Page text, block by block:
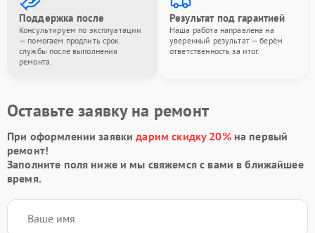
Поддержка после
Консультируем по эксплуатации
— помогаем продлить срок
службы после выполнения
ремонта.
Результат под гарантией
Наша работа направлена на
уверенный результат — берём
ответственность за итог.
Оставьте заявку на ремонт
При оформлении заявкидарим скидку 20%на первый
ремонт!
Заполните поля ниже и мы свяжемся с вами в ближайшее
время.